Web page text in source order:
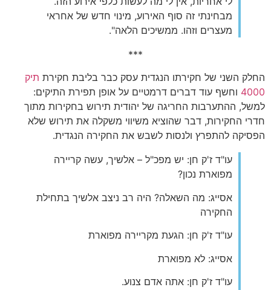
מבחינתי זה סוף האירוע, מינוי חדש של אחראי
מעצרים וזהו. ממשיכים הלאה".
***
החלק השני של חקירתו הנגדית עסק כבר בליבת חקירת תיק
4000 וחשף עוד דברים דרמטיים על אופן תפירת התיקים:
למשל, ההתערבות החריגה של יהודית תירוש בחקירות מתוך
חדרי החקירות, דבר שהוציא משיווי משקלה את תירוש שלא
הפסיקה להתפרץ ולנסות לשבש את החקירה הנגדית.
עו"ד ז'ק חן: יש מפכ"ל – אלשיך, עשה קריירה
מפוארת נכון?
אסייג: מה השאלה? היה רב ניצב אלשיך בתחילת
החקירה
עו"ד ז'ק חן: הגעת מקריירה מפוארת
אסייג: לא מפוארת
עו"ד ז'ק חן: אתה אדם צנוע.